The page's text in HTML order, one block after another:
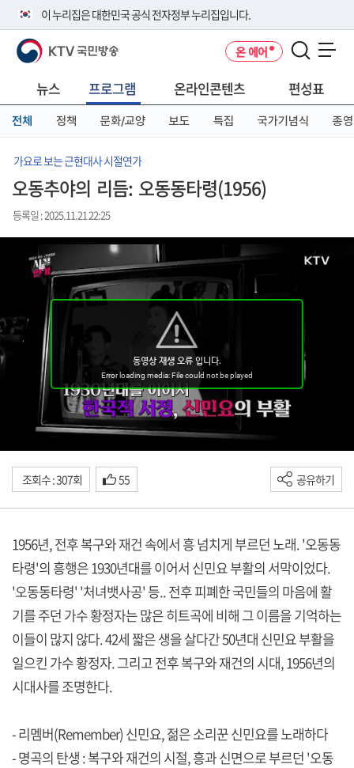
이 누리집은 대한민국 공식 전자정부 누리집입니다.
공식 누리집 주소 확인하기
니다.
이밖에 or.kr 또는 .kr등 다른 도메인 주소를 사용하고 있다면 아래 URL에
서 도메인 주소를 확인해 보세요
KTV 국민방송 온 에어
뉴스 프로그램 온라인콘텐츠 편성표
전체 정책 문화/교양 보도 특집 국가기념식 종영
가요로 보는 근현대사 시절연가
오동추야의 리듬: 오동동타령(1956)
등록일 : 2025.11.21 22:25
조회수 : 307회 55 공유하기
1956년, 전후 복구와 재건 속에서 흥 넘치게 부르던 노래. '오동동
타령'의 흥행은 1930년대를 이어서 신민요 부활의 서막이었다.
'오동동타령' '처녀뱃사공' 등.. 전후 피폐한 국민들의 마음에 활
기를 주던 가수 황정자는 많은 히트곡에 비해 그 이름을 기억하는
이들이 많지 않다. 42세 짧은 생을 살다간 50년대 신민요 부활을
일으킨 가수 황정자. 그리고 전후 복구와 재건의 시대, 1956년의
시대사를 조명한다.
- 리멤버(Remember) 신민요, 젊은 소리꾼 신민요를 노래하다
- 명곡의 탄생 : 복구와 재건의 시절, 흥과 신면으로 부르던 '오동